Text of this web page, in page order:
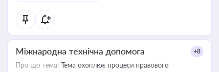
Міжнародна технічна допомога +8
Про що тема: Тема охоплює процеси правового